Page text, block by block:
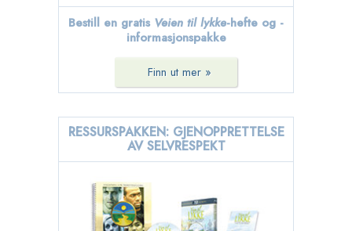
Bestill en gratis Veien til lykke-hefte og -
informasjonspakke
Finn ut mer »
RESSURSPAKKEN: GJENOPPRETTELSE
AV SELVRESPEKT